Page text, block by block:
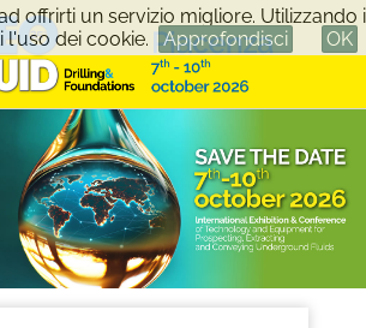
offrirti un servizio migliore. Utilizzando
l'uso dei cookie.
Approfondisci OK